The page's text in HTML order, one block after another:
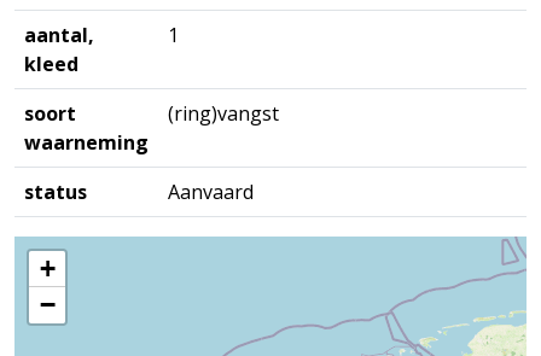
aantal,
kleed
1
soort
waarneming
(ring)vangst
status Aanvaard
+
−